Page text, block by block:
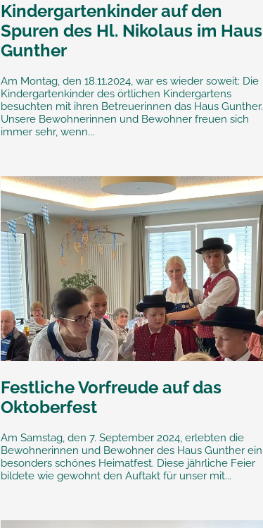
Kindergartenkinder auf den
Spuren des Hl. Nikolaus im Haus
Gunther
Am Montag, den 18.11.2024, war es wieder soweit: Die
Kindergartenkinder des örtlichen Kindergartens
besuchten mit ihren Betreuerinnen das Haus Gunther.
Unsere Bewohnerinnen und Bewohner freuen sich
immer sehr, wenn...
Festliche Vorfreude auf das
Oktoberfest
Am Samstag, den 7. September 2024, erlebten die
Bewohnerinnen und Bewohner des Haus Gunther ein
besonders schönes Heimatfest. Diese jährliche Feier
bildete wie gewohnt den Auftakt für unser mit...